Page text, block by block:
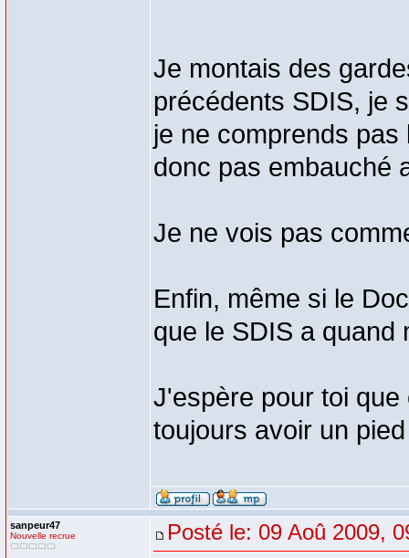
Je montais des
précédents SDIS, je
je ne comprends
donc pas embauché
Je ne vois pas
Enfin, même si le
que le SDIS a quand
J'espère pour toi
toujours avoir un
sanpeur47
Nouvelle recrue Posté le: 09 Aoû 2009,